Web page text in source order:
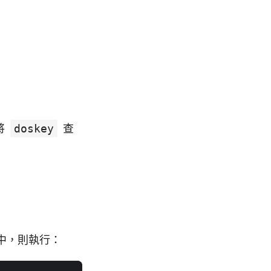
doskey
查
，則執行：